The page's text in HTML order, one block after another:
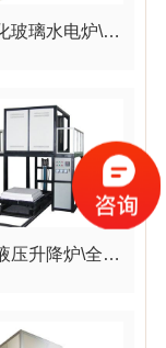
1700度化玻璃水电炉\小型玻璃熔化炉
1700度液压升降炉\全自动电动升降电炉